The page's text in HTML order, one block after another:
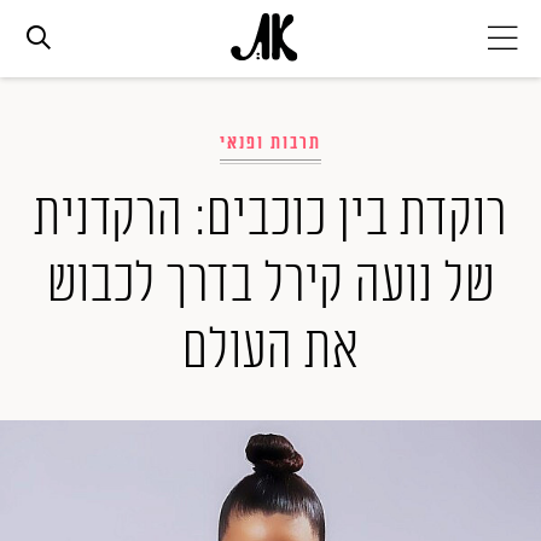
אופנה
ביוטי
סלבס
ערוצים נוספים
המגזין
תרבות ופנאי
רוקדת בין כוכבים: הרקדנית
של נועה קירל בדרך לכבוש
את העולם